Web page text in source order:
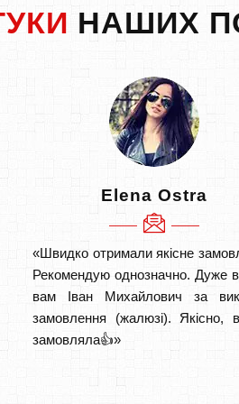
НАШИХ
Elena Ostra
«Швидко отримали якісне
Рекомендую однозначно. Дуже
вам Іван Михайлович за
замовлення (жалюзі). Якісно,
замовляла👍»